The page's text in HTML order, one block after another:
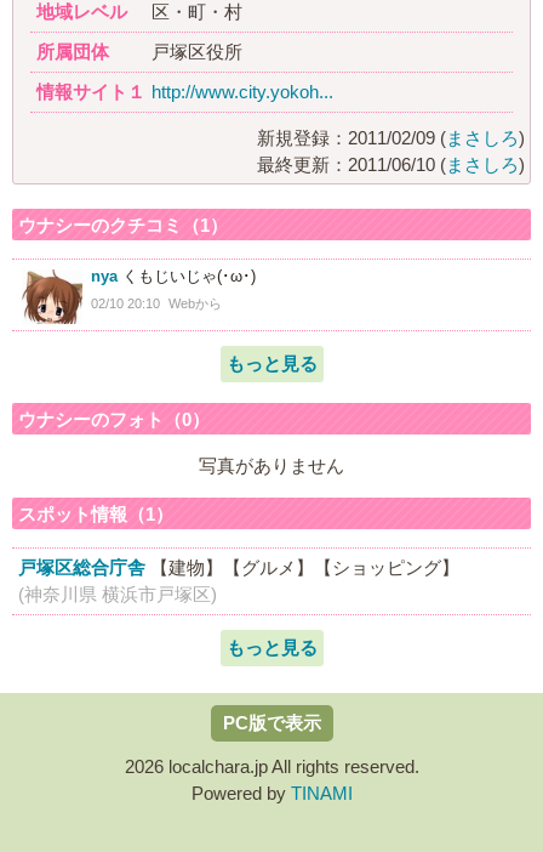
地域レベル
区・町・村
所属団体
戸塚区役所
情報サイト１ http://www.city.yokoh...
新規登録：2011/02/09 (まさしろ)
最終更新：2011/06/10 (まさしろ)
ウナシーのクチコミ（1）
nyaくもじいじゃ(･ω･)
02/10 20:10 Webから
もっと見る
ウナシーのフォト（0）
写真がありません
スポット情報（1）
戸塚区総合庁舎 【建物】 【グルメ】
【ショッピング】
(神奈川県 横浜市戸塚区)
もっと見る
PC版で表示
2026 localchara.jp All rights reserved.
Powered by TINAMI